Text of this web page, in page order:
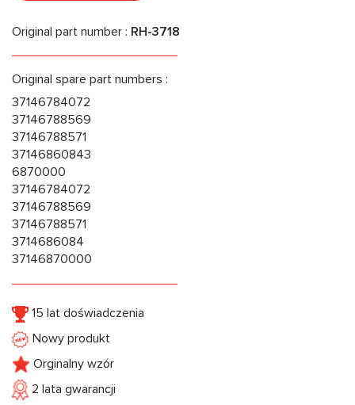
Original part number : RH-3718
Original spare part numbers :
37146784072
37146788569
37146788571
37146860843
6870000
37146784072
37146788569
37146788571
3714686084
37146870000
15 lat doświadczenia
Nowy produkt
Orginalny wzór
2 lata gwarancji